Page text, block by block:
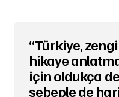
“Türkiye,
hikaye
için oldukça
sebeple de